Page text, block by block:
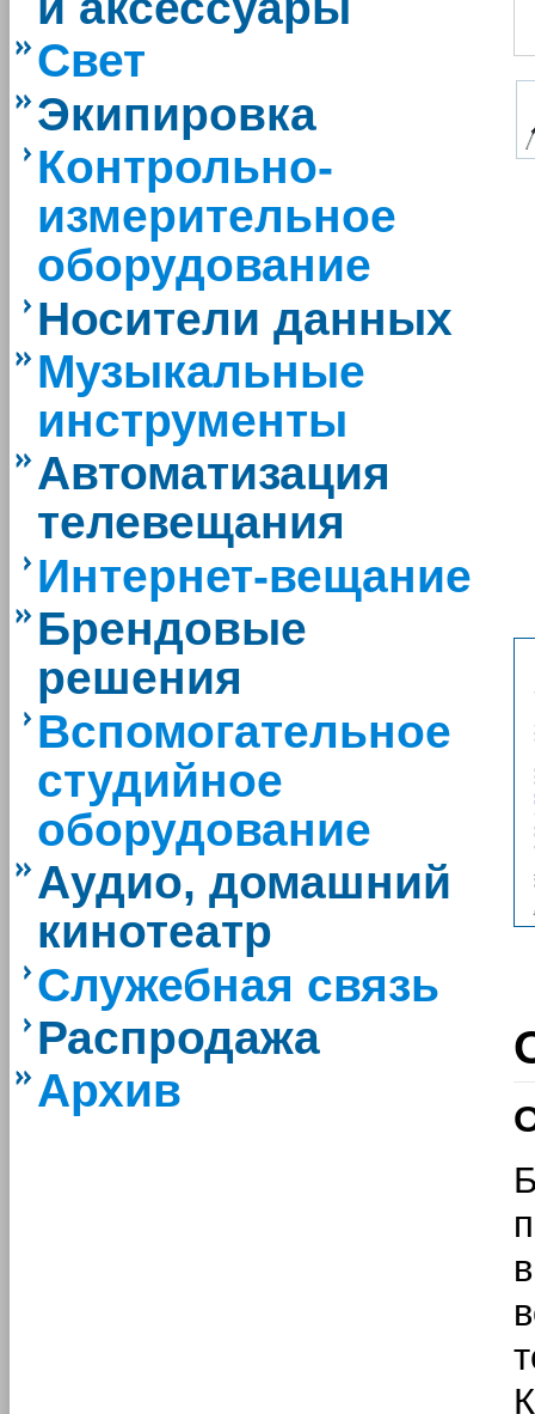
Свет
Экипировка
Контрольно-
измерительное
оборудование
Носители данных
Музыкальные
инструменты
Автоматизация
телевещания
Интернет-вещание
Брендовые
решения
Вспомогательное
студийное
оборудование
Аудио, домашний
кинотеатр
Служебная связь
Распродажа
Архив